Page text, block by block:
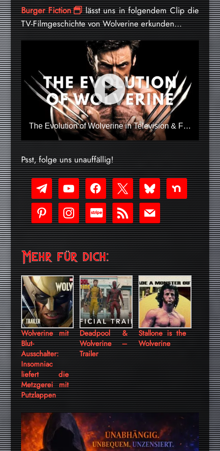
Burger Fiction
lässt uns in folgendem Clip die
TV-Filmgeschichte von Wolverine erkunden…
The Evolution of Wolverine in Television & Film
Psst, folge uns unauffällig!
telegramyoutube-
play
facebookx blueskynextdoor
pinterestinstagram
cc-
stripe
rss mail
Mehr für dich:
Wolverine mit
Blut-
Ausschalter:
Insomniac
liefert die
Metzgerei mit
Putzlappen
Deadpool &
Wolverine –
Trailer
Stallone is the
Wolverine